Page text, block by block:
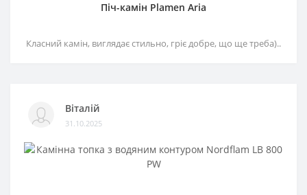
Піч-камін Plamen Aria
Класний камін, виглядає стильно, гріє добре, що ще треба)..
Віталій
31.10.2025